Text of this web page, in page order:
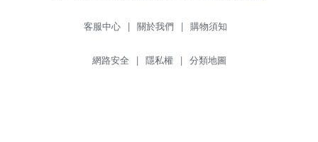
客服中心 | 關於我們 | 購物須知
網路安全 | 隱私權 | 分類地圖